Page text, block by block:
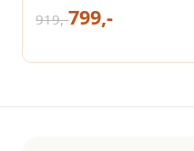
919,-799,-